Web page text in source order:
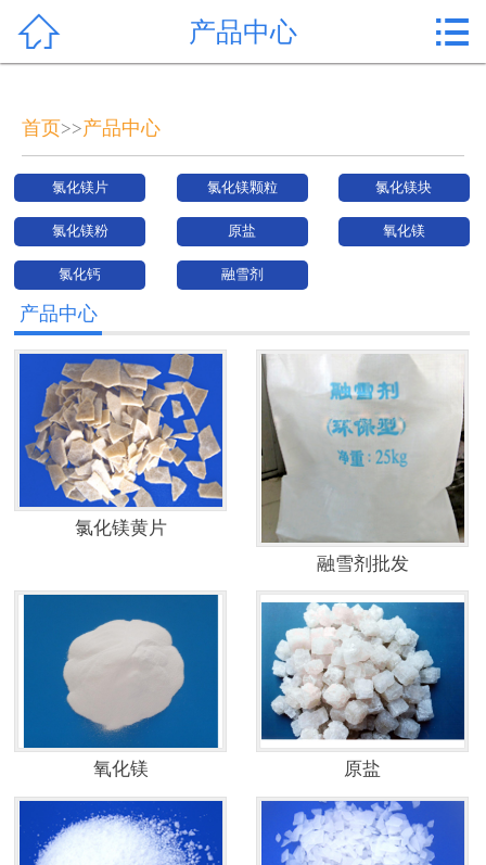
公司形象
公司简介
作用用途
行业动态
常见问题
 产品中心 
首页>>产品中心
氯化镁片 氯化镁颗粒 氯化镁块
氯化镁粉 原盐 氧化镁
氯化钙 融雪剂
产品中心
氯化镁黄片
融雪剂批发
氧化镁 原盐